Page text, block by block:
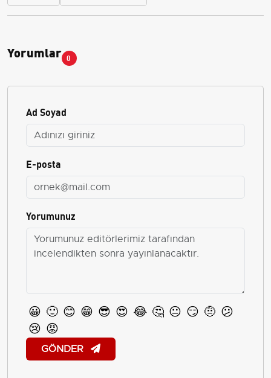
Yorumlar 0
Ad Soyad
E-posta
Yorumunuz
😀 🙂 😊 😁 😎 😍 😂 🤔 😐 😏 🤨 😕
😢 😡
GÖNDER